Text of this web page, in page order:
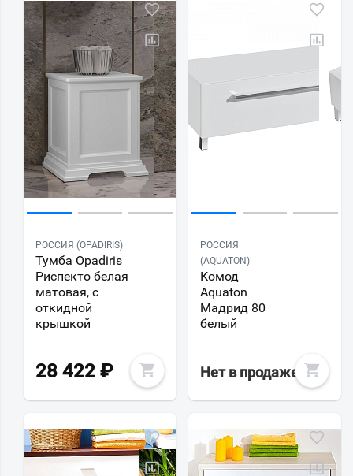
РОССИЯ (OPADIRIS)
Тумба Opadiris
Риспекто белая
матовая, с
откидной
крышкой
28 422 ₽
РОССИЯ
(AQUATON)
Комод
Aquaton
Мадрид 80
белый
Нет в продаже